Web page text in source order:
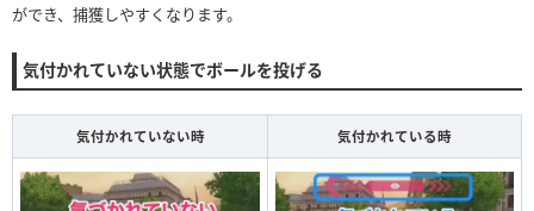
ができ、捕獲しやすくなります。
気付かれていない状態でボールを投げる
気付かれていない時 気付かれている時